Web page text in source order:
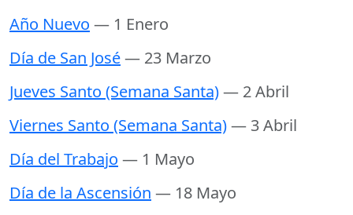
Año Nuevo — 1 Enero
Día de San José— 23 Marzo
Jueves Santo (Semana Santa)— 2 Abril
Viernes Santo (Semana Santa)— 3 Abril
Día del Trabajo — 1 Mayo
Día de la Ascensión — 18 Mayo